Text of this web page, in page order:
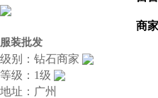
商
服装批发
级别：钻石商家
等级：1级
地址：广州